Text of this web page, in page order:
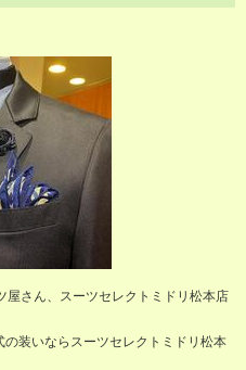
屋さん、スーツセレクトミドリ松本店
装いならスーツセレクトミドリ松本